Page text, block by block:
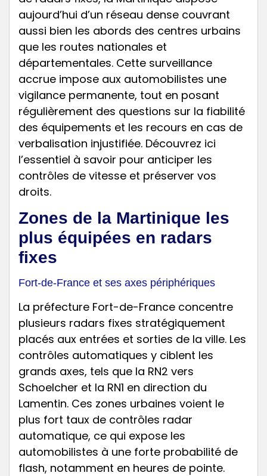
aujourd’hui d’un réseau dense couvrant
aussi bien les abords des centres urbains
que les routes nationales et
départementales. Cette surveillance
accrue impose aux automobilistes une
vigilance permanente, tout en posant
régulièrement des questions sur la fiabilité
des équipements et les recours en cas de
verbalisation injustifiée. Découvrez ici
l’essentiel à savoir pour anticiper les
contrôles de vitesse et préserver vos
droits.
Zones de la Martinique les
plus équipées en radars
fixes
Fort-de-France et ses axes périphériques
La préfecture Fort-de-France concentre
plusieurs radars fixes stratégiquement
placés aux entrées et sorties de la ville. Les
contrôles automatiques y ciblent les
grands axes, tels que la RN2 vers
Schoelcher et la RN1 en direction du
Lamentin. Ces zones urbaines voient le
plus fort taux de contrôles radar
automatique, ce qui expose les
automobilistes à une forte probabilité de
flash, notamment en heures de pointe.